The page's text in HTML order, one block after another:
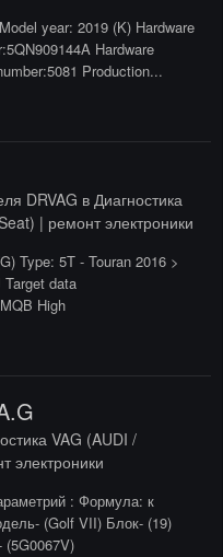
year: 2019 (K) Hardware
Hardware
Production...
DRVAG в Диагностика
| ремонт электроники
Type: 5T - Touran 2016 >
data
High
VAG (AUDI /
электроники
: Формула: к
(Golf VII) Блок- (19)